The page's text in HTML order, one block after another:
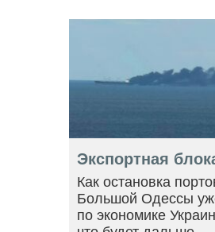
Экспортная
Как остановка
Большой Одессы
по экономике